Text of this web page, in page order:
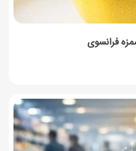
فرانسوی